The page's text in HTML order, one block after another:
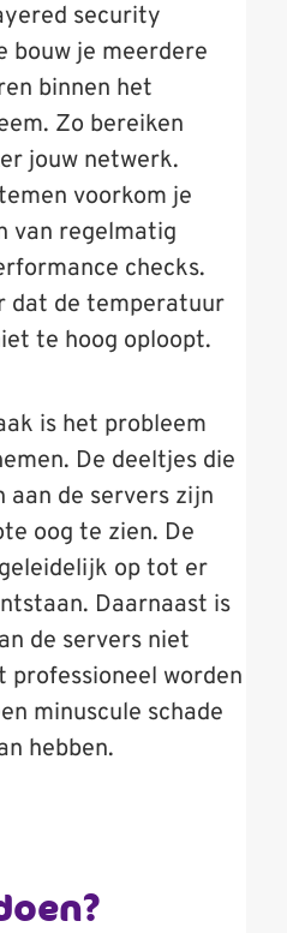
­security
bouw je meerdere
binnen het
Zo bereiken
jouw netwerk.
voorkom je
van regelmatig
checks.
dat de temperatuur
te hoog oploopt.
is het probleem
De deeltjes die
aan de servers zijn
oog te zien. De
op tot er
Daarnaast is
de servers niet
professioneel worden
minuscule schade
hebben.